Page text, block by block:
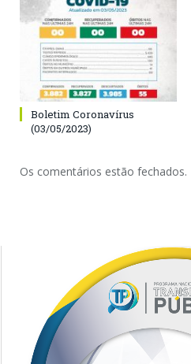
Boletim Coronavírus
(03/05/2023)
Os comentários estão fechados.